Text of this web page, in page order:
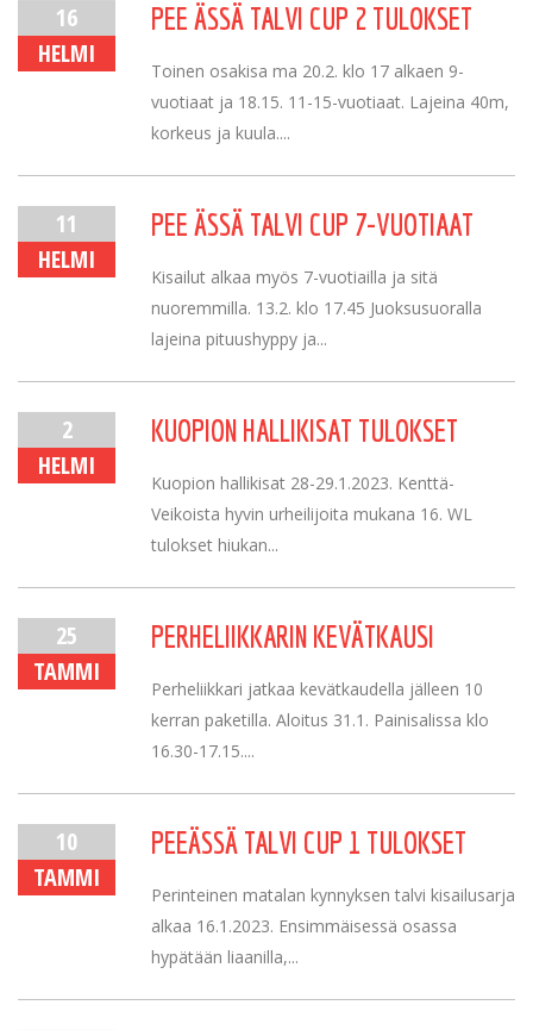
16
HELMI
PEE ÄSSÄ TALVI CUP 2 TULOKSET
Toinen osakisa ma 20.2. klo 17 alkaen 9-
vuotiaat ja 18.15. 11-15-vuotiaat. Lajeina 40m,
korkeus ja kuula....
11
HELMI
PEE ÄSSÄ TALVI CUP 7-VUOTIAAT
Kisailut alkaa myös 7-vuotiailla ja sitä
nuoremmilla. 13.2. klo 17.45 Juoksusuoralla
lajeina pituushyppy ja...
2
HELMI
KUOPION HALLIKISAT TULOKSET
Kuopion hallikisat 28-29.1.2023. Kenttä-
Veikoista hyvin urheilijoita mukana 16. WL
tulokset hiukan...
25
TAMMI
PERHELIIKKARIN KEVÄTKAUSI
Perheliikkari jatkaa kevätkaudella jälleen 10
kerran paketilla. Aloitus 31.1. Painisalissa klo
16.30-17.15....
10
TAMMI
PEEÄSSÄ TALVI CUP 1 TULOKSET
Perinteinen matalan kynnyksen talvi kisailusarja
alkaa 16.1.2023. Ensimmäisessä osassa
hypätään liaanilla,...